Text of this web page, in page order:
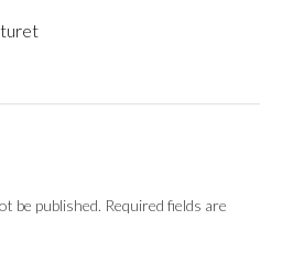
be published. Required fields are